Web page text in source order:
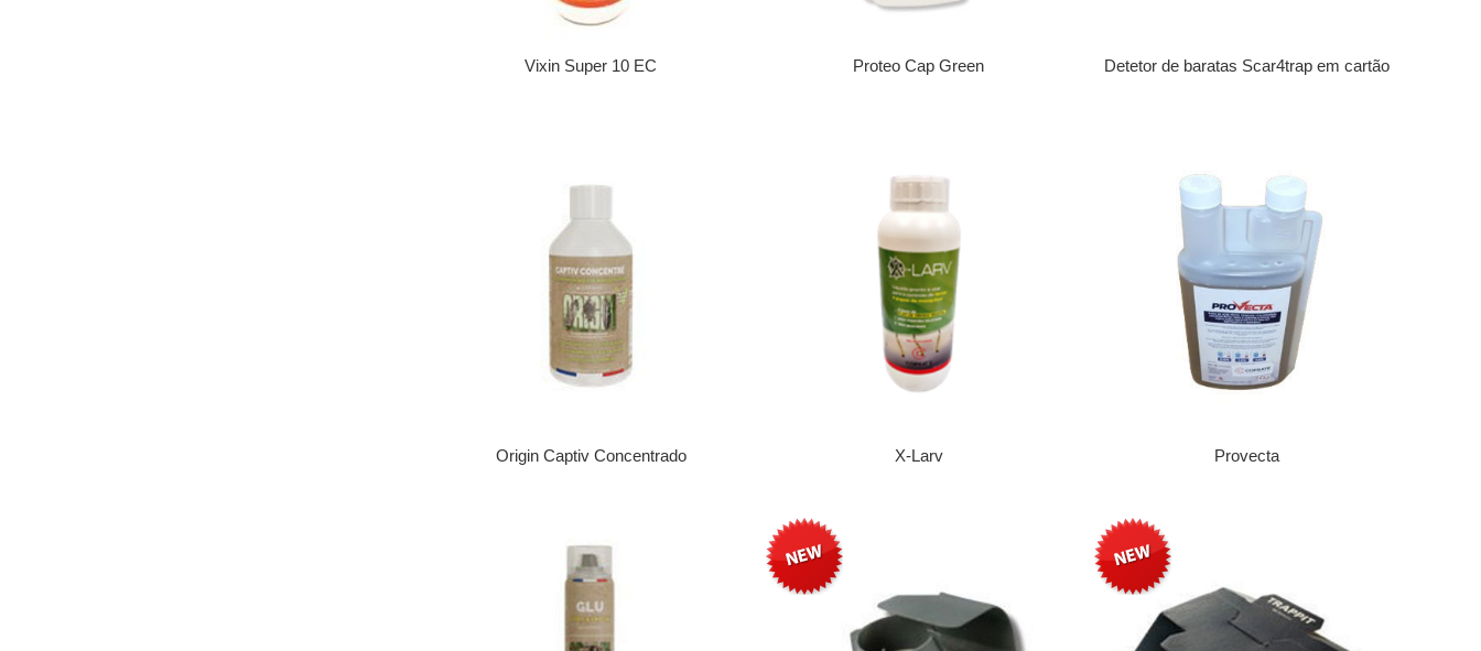
Vixin Super 10 EC Proteo Cap Green Detetor de baratas Scar4trap em cartão
Origin Captiv Concentrado X-Larv Provecta